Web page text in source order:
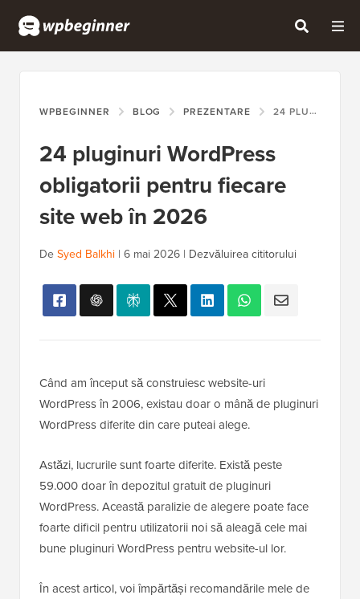
WPBEGINNER BLOG PREZENTARE 24 PLUGINURI WORDPRESS OBLIGATORII PENTRU FIECARE SITE WEB ÎN 2026
24 pluginuri WordPress
obligatorii pentru fiecare
site web în 2026
DeSyed Balkhi | 6 mai 2026 | Dezvăluirea cititorului
Când am început să construiesc website-uri
WordPress în 2006, existau doar o mână de pluginuri
WordPress diferite din care puteai alege.
Astăzi, lucrurile sunt foarte diferite. Există peste
59.000 doar în depozitul gratuit de pluginuri
WordPress. Această paralizie de alegere poate face
foarte dificil pentru utilizatorii noi să aleagă cele mai
bune pluginuri WordPress pentru website-ul lor.
În acest articol, voi împărtăși recomandările mele de